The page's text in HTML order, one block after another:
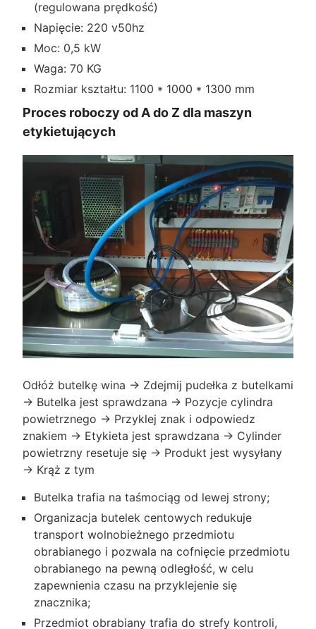
(regulowana prędkość)
Napięcie: 220 v50hz
Moc: 0,5 kW
Waga: 70 KG
Rozmiar kształtu: 1100 * 1000 * 1300 mm
Proces roboczy od A do Z dla maszyn
etykietujących
Odłóż butelkę wina → Zdejmij pudełka z butelkami
→ Butelka jest sprawdzana → Pozycje cylindra
powietrznego → Przyklej znak i odpowiedz
znakiem → Etykieta jest sprawdzana → Cylinder
powietrzny resetuje się → Produkt jest wysyłany
→ Krąż z tym
Butelka trafia na taśmociąg od lewej strony;
Organizacja butelek centowych redukuje
transport wolnobieżnego przedmiotu
obrabianego i pozwala na cofnięcie przedmiotu
obrabianego na pewną odległość, w celu
zapewnienia czasu na przyklejenie się
znacznika;
Przedmiot obrabiany trafia do strefy kontroli,